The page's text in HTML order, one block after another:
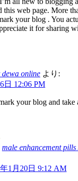
this web page. More
your blog . You
it for sharing
dewa online より:
日 12:06 PM
your blog and take
male enhancement
1月20日 9:12 AM